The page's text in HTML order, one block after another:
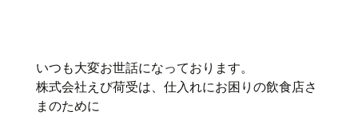
いつも大変お世話になっております。
株式会社えび荷受は、仕入れにお困りの飲食店さ
まのために